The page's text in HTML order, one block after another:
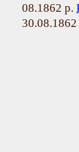
08.1862 р.
30.08.1862